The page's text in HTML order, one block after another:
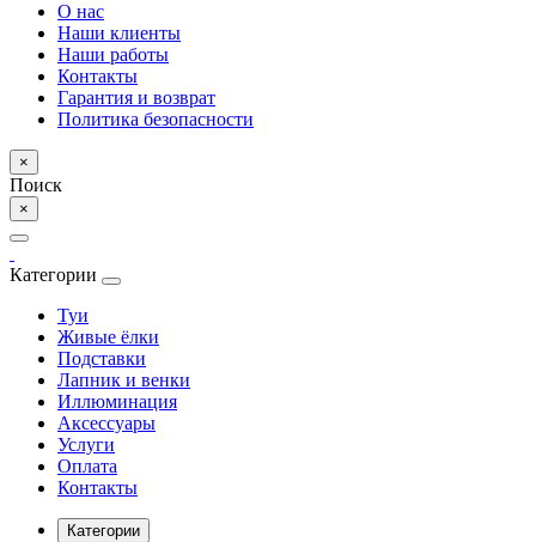
О нас
Наши клиенты
Наши работы
Контакты
Гарантия и возврат
Политика безопасности
×
Поиск
×
Категории
Туи
Живые ёлки
Подставки
Лапник и венки
Иллюминация
Аксессуары
Услуги
Оплата
Контакты
Категории